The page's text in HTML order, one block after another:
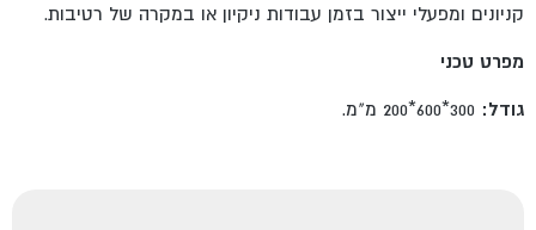
קניונים ומפעלי ייצור בזמן עבודות ניקיון או במקרה של רטיבות.
מפרט טכני
גודל: